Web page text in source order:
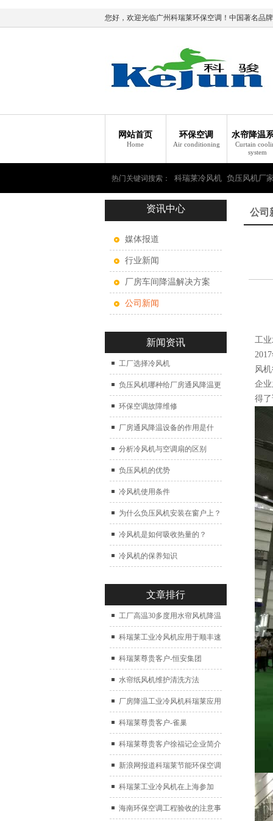
您好，欢迎光临广州科瑞莱环保空调！中国著名品
网站首页
Home
环保空调
Air conditioning
水帘降温
Curtain
system
热门关键词搜索： 科瑞莱冷风机 负压风机厂
瑞莱环保空调资讯中心
媒体报道
行业新闻
厂房车间降温解决方案
公司新闻
新闻资讯
工厂选择冷风机
负压风机哪种给厂房通风降温更
好？
环保空调故障维修
厂房通风降温设备的作用是什
么？
分析冷风机与空调扇的区别
负压风机的优势
冷风机使用条件
为什么负压风机安装在窗户上？
冷风机是如何吸收热量的？
冷风机的保养知识
文章排行
工厂高温30多度用水帘风机降温
科瑞莱工业冷风机应用于顺丰速
运仓库通风降温
科瑞莱尊贵客户-恒安集团
水帘纸风机维护清洗方法
厂房降温工业冷风机科瑞莱应用
于广州制鞋厂
科瑞莱尊贵客户-雀巢
科瑞莱尊贵客户徐福记企业简介
新浪网报道科瑞莱节能环保空调
扇
科瑞莱工业冷风机在上海参加
2017中国制冷展
海南环保空调工程验收的注意事
公司
工
风
企
得